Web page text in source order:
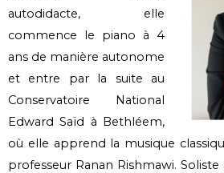
autodidacte, elle
commence le piano à 4
ans de manière autonome
et entre par la suite au
Conservatoire National
Edward Saïd à Bethléem,
où elle apprend la musique
professeur Ranan Rishmawi.